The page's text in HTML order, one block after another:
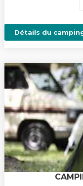
Détails du